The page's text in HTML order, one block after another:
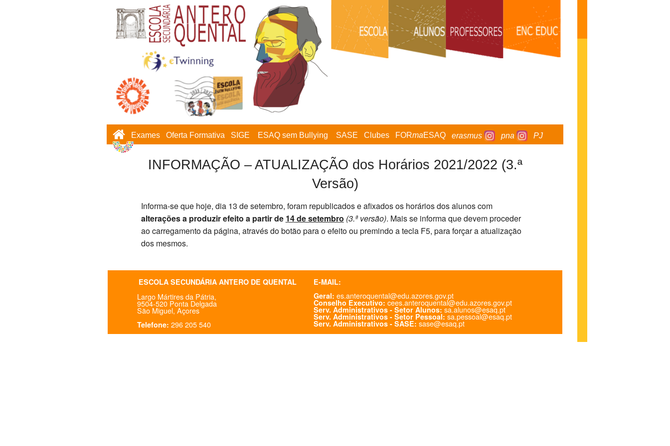
Exames Oferta Formativa SIGE ESAQ sem Bullying SASE Clubes FORmaESAQ erasmus pna PJ
INFORMAÇÃO – ATUALIZAÇÃO dos Horários 2021/2022 (3.ª
Versão)
Informa-se que hoje, dia 13 de setembro, foram republicados e afixados os horários dos alunos com
alterações a produzir efeito a partir de 14 de setembro (3.ª versão). Mais se informa que devem proceder
ao carregamento da página, através do botão para o efeito ou premindo a tecla F5, para forçar a atualização
dos mesmos.
ESCOLA SECUNDÁRIA ANTERO DE QUENTAL
Largo Mártires da Pátria,
9504-520 Ponta Delgada
São Miguel, Açores
Telefone: 296 205 540
E-MAIL:
Geral: es.anteroquental@edu.azores.gov.pt
Conselho Executivo: cees.anteroquental@edu.azores.gov.pt
Serv. Administrativos - Setor Alunos: sa.alunos@esaq.pt
Serv. Administrativos - Setor Pessoal: sa.pessoal@esaq.pt
Serv. Administrativos - SASE: sase@esaq.pt